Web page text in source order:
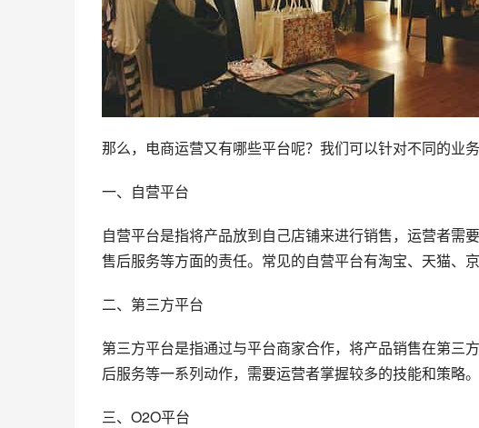
那么，电商运营又有哪些平台呢？我们可以针对不同的业
一、自营平台
自营平台是指将产品放到自己店铺来进行销售，运营者需
售后服务等方面的责任。常见的自营平台有淘宝、天猫、
二、第三方平台
第三方平台是指通过与平台商家合作，将产品销售在第三
后服务等一系列动作，需要运营者掌握较多的技能和策略
三、O2O平台